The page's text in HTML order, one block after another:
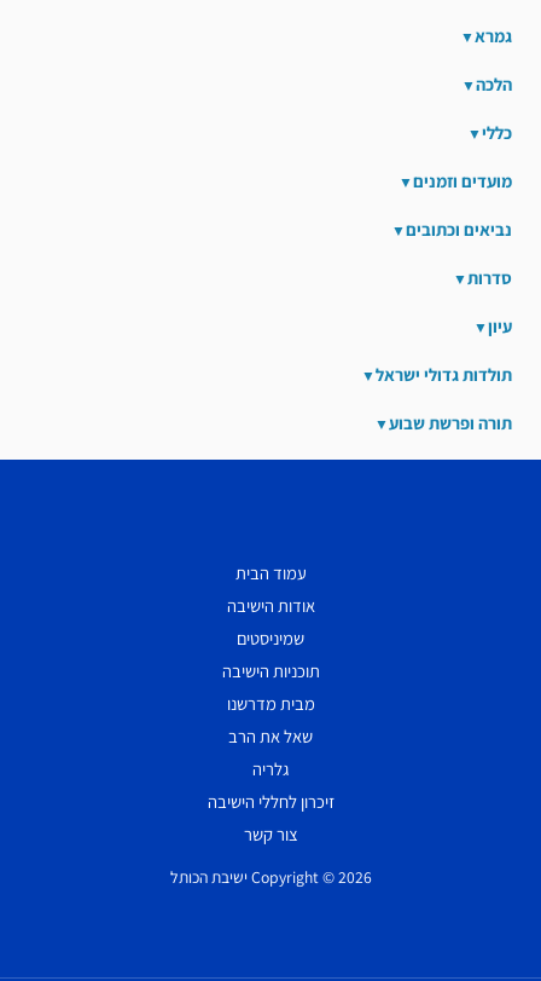
גמרא
הלכה
כללי
מועדים וזמנים
נביאים וכתובים
סדרות
עיון
תולדות גדולי ישראל
תורה ופרשת שבוע
עמוד הבית
אודות הישיבה
שמיניסטים
תוכניות הישיבה
מבית מדרשנו
שאל את הרב
גלריה
זיכרון לחללי הישיבה
צור קשר
Copyright © 2026 ישיבת הכותל